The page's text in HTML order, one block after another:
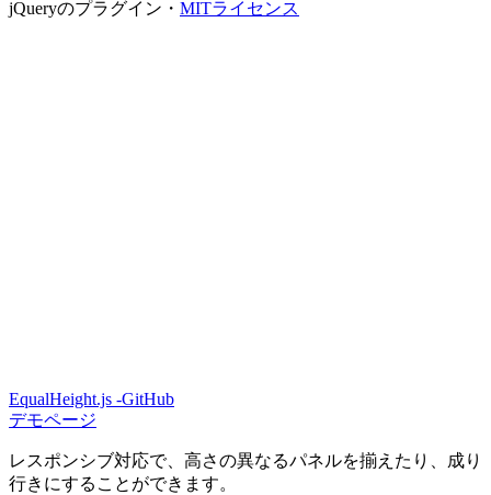
jQueryのプラグイン・ MITライセンス
EqualHeight.js -GitHub
デモページ
レスポンシブ対応で、高さの異なるパネルを揃えたり、成り
行きにすることができます。